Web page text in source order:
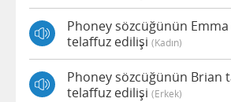
Phoney sözcüğünün
telaffuz edilişi (kadın)
Phoney sözcüğünün Brian
telaffuz edilişi (erkek)